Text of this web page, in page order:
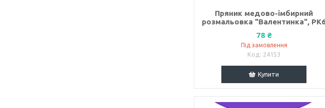
Пряник медово-імбирний
розмальовка "Валентинка",
78 ₴
Під замовлення
24153
Купити